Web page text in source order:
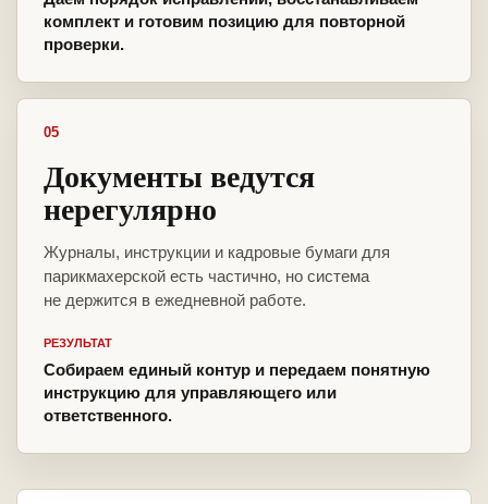
комплект и готовим позицию для повторной
проверки.
05
Документы ведутся
нерегулярно
Журналы, инструкции и кадровые бумаги для
парикмахерской есть частично, но система
не держится в ежедневной работе.
РЕЗУЛЬТАТ
Собираем единый контур и передаем понятную
инструкцию для управляющего или
ответственного.